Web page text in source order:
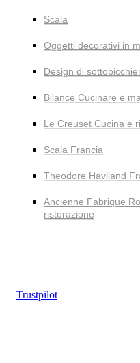
Scala
Oggetti decorativi in
Design di
Bilance Cucinare e
Le Creuset Cucina e
Scala Francia
Theodore Haviland
Ancienne Fabrique
ristorazione
Trustpilot